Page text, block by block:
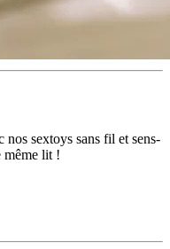
nos sextoys sans fil et sens-
même lit !